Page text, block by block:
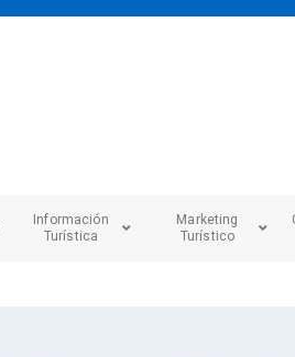
Información
Turística
Marketing
Turístico